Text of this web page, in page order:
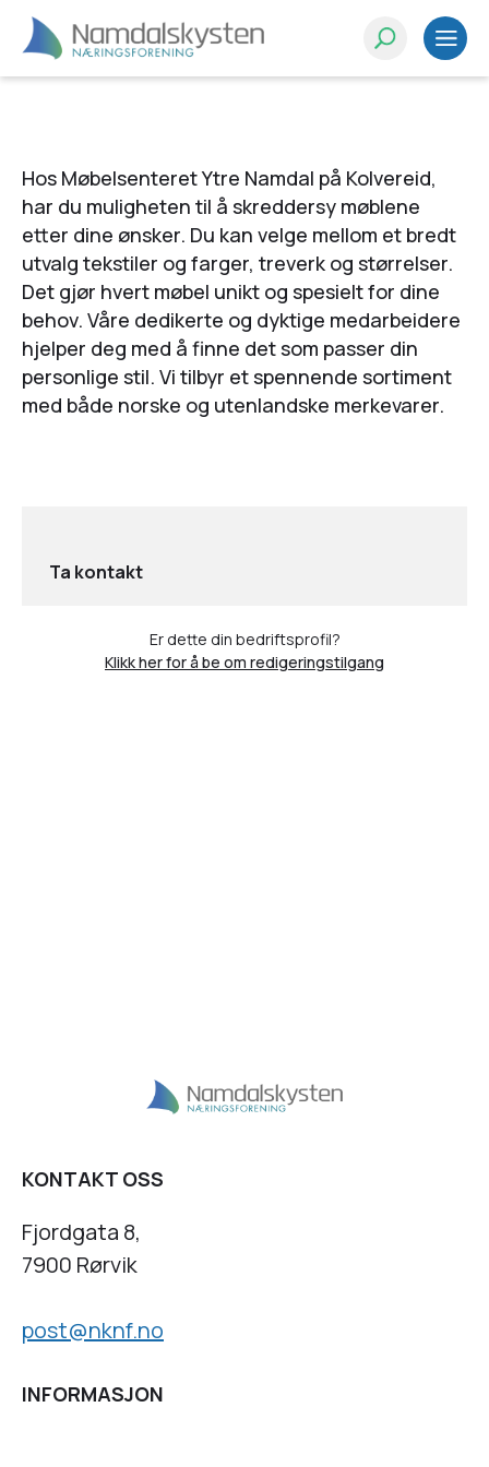
Hos Møbelsenteret Ytre Namdal på Kolvereid,
har du muligheten til å skreddersy møblene
etter dine ønsker. Du kan velge mellom et bredt
utvalg tekstiler og farger, treverk og størrelser.
Det gjør hvert møbel unikt og spesielt for dine
behov. Våre dedikerte og dyktige medarbeidere
hjelper deg med å finne det som passer din
personlige stil. Vi tilbyr et spennende sortiment
med både norske og utenlandske merkevarer.
Ta kontakt
Er dette din bedriftsprofil?
Klikk her for å be om redigeringstilgang
KONTAKT OSS
Fjordgata 8,
7900 Rørvik
post@nknf.no
INFORMASJON